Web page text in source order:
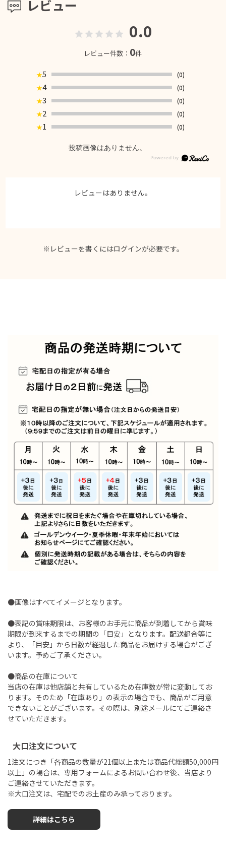
レビュー
0.0
レビュー件数： 0件
★5
(0)
★4
(0)
★3
(0)
★2
(0)
★1 (0)
投稿画像はありません。
レビューはありません。
※レビューを書くにはログインが必要です。
●画像はすべてイメージとなります。
●表記の賞味期限は、お客様のお手元に商品が到着してから賞味
期限が到来するまでの期間の「目安」となります。配送都合等に
より、「目安」から日数が経過した商品をお届けする場合がござ
います。予めご了承ください。
●商品の在庫について
当店の在庫は他店舗と共有しているため在庫数が常に変動してお
ります。そのため「在庫あり」の表示の場合でも、商品がご用意
できないことがございます。その際は、別途メールにてご連絡さ
せていただきます。
大口注文について
1注文につき「各商品の数量が21個以上または商品代総額50,000円
以上」の場合は、専用フォームによるお問い合わせ後、当店より
ご連絡させていただきます。
※大口注文は、宅配でのお土産のみ承っております。
詳細はこちら